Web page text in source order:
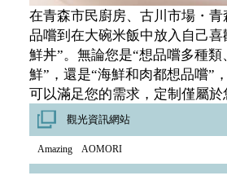
在青森市民廚房、古川市場・青
品嚐到在大碗米飯中放入自己
鮮丼”。無論您是“想品嚐多種
鮮”，還是“海鮮和肉都想品嚐”
可以滿足您的需求，定制僅屬於
觀光資訊網站
Amazing AOMORI